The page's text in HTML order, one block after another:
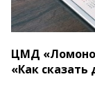
ЦМД
«Как сказать